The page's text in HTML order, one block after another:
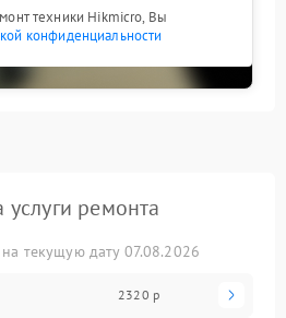
техники Hikmicro, Вы
конфиденциальности
ремонта
текущую дату 07.08.2026
2320 р